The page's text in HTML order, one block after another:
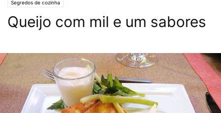
Segredos de cozinha
Queijo com mil e um sabores